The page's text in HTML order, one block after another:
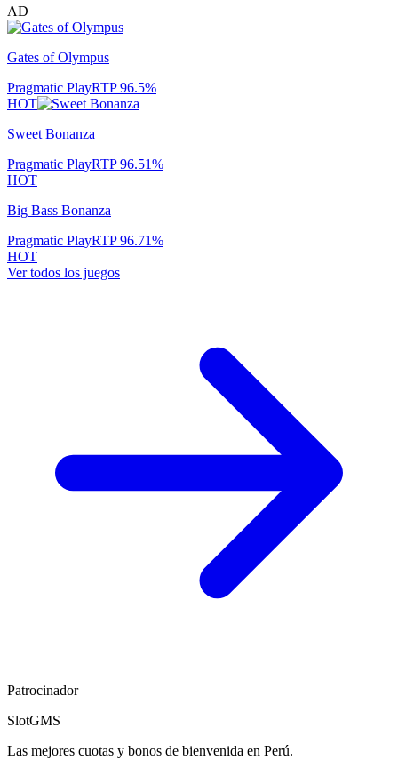
AD
Gates of Olympus
Pragmatic PlayRTP96.5%
HOT
Sweet Bonanza
Pragmatic PlayRTP96.51%
HOT
Big Bass Bonanza
Pragmatic PlayRTP96.71%
HOT
Ver todos los juegos
Patrocinador
SlotGMS
Las mejores cuotas y bonos de bienvenida en Perú.